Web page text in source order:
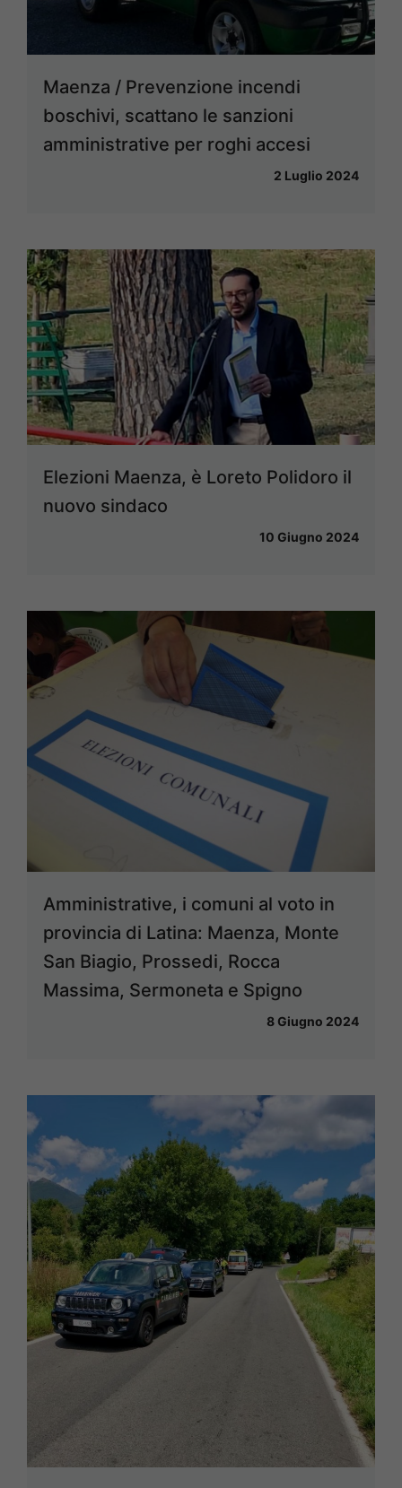
Maenza / Prevenzione incendi
boschivi, scattano le sanzioni
amministrative per roghi accesi
2 Luglio 2024
Elezioni Maenza, è Loreto Polidoro il
nuovo sindaco
10 Giugno 2024
Amministrative, i comuni al voto in
provincia di Latina: Maenza, Monte
San Biagio, Prossedi, Rocca
Massima, Sermoneta e Spigno
8 Giugno 2024